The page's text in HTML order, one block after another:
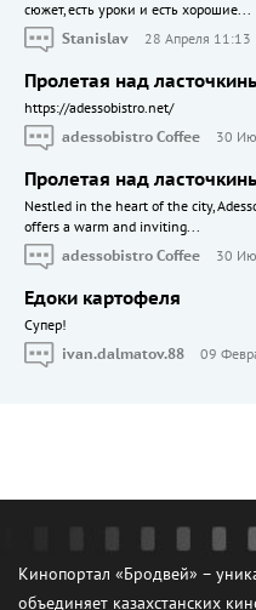
сюжет, есть уроки и есть хорошие...
Stanislav
28 Апреля 11:13
Пролетая над
https://adessobistro.net/
adessobistro Coffee
30
Пролетая над
Nestled in the heart of the city,
offers a warm and inviting...
adessobistro Coffee
30
Едоки картофеля
Cупер!
ivan.dalmatov.88
09
Кинопортал «Бродвей» –
объединяет казахстанских